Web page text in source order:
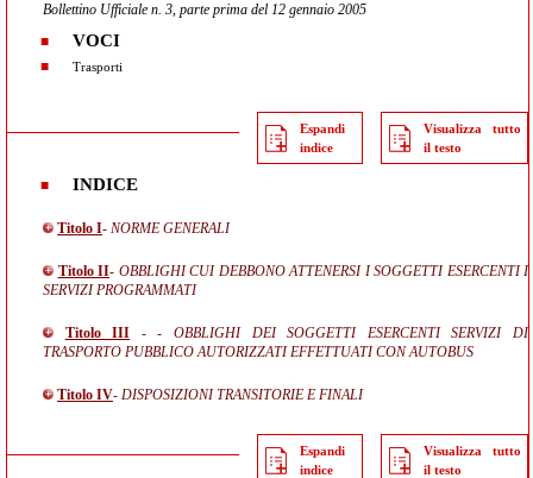
Bollettino Ufficiale n. 3, parte prima del 12 gennaio 2005
VOCI
Trasporti
Espandi
indice
Visualizza tutto
il testo
INDICE
Titolo I- NORME GENERALI
Titolo II- OBBLIGHI CUI DEBBONO ATTENERSI I SOGGETTI ESERCENTI I
SERVIZI PROGRAMMATI
Titolo III - - OBBLIGHI DEI SOGGETTI ESERCENTI SERVIZI DI
TRASPORTO PUBBLICO AUTORIZZATI EFFETTUATI CON AUTOBUS
Titolo IV- DISPOSIZIONI TRANSITORIE E FINALI
Espandi
indice
Visualizza tutto
il testo